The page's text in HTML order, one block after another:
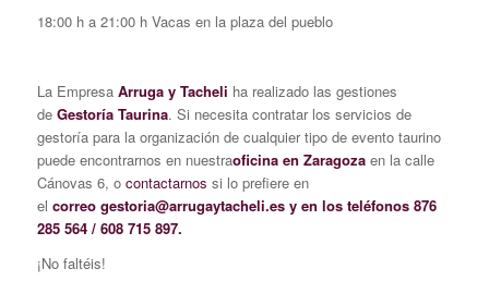
18:00 h a 21:00 h Vacas en la plaza del pueblo
La Empresa Arruga y Tacheli ha realizado las gestiones
de Gestoría Taurina. Si necesita contratar los servicios de
gestoría para la organización de cualquier tipo de evento taurino
puede encontrarnos en nuestraoficina en Zaragozaen la calle
Cánovas 6, o contactarnos si lo prefiere en
el correo gestoria@arrugaytacheli.es y en los teléfonos 876
285 564 / 608 715 897.
¡No faltéis!